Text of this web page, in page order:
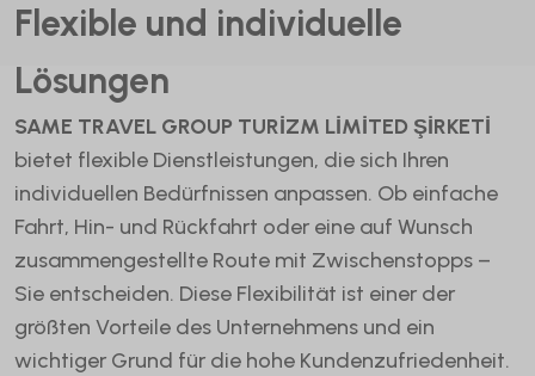
Flexible und individuelle
Lösungen
SAME TRAVEL GROUP TURİZM LİMİTED ŞİRKETİ
bietet flexible Dienstleistungen, die sich Ihren
individuellen Bedürfnissen anpassen. Ob einfache
Fahrt, Hin- und Rückfahrt oder eine auf Wunsch
zusammengestellte Route mit Zwischenstopps –
Sie entscheiden. Diese Flexibilität ist einer der
größten Vorteile des Unternehmens und ein
wichtiger Grund für die hohe Kundenzufriedenheit.